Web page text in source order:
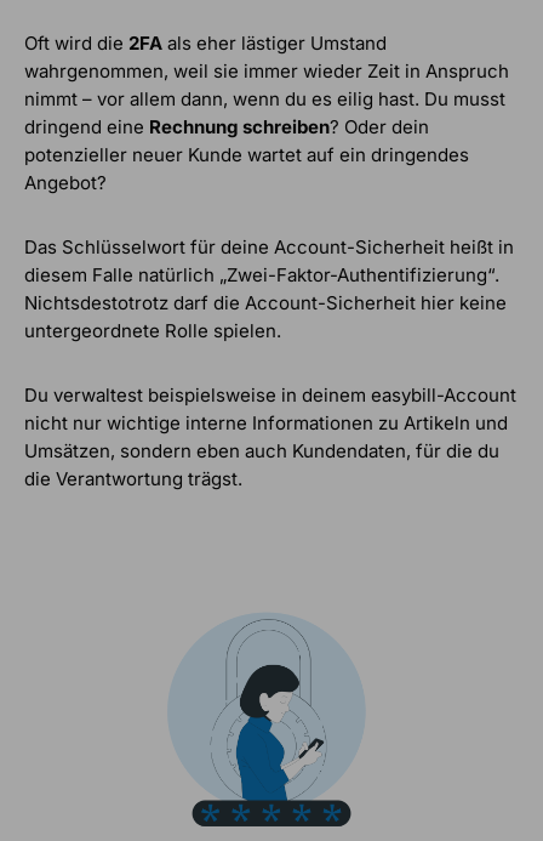
Oft wird die 2FA als eher lästiger Umstand
wahrgenommen, weil sie immer wieder Zeit in Anspruch
nimmt – vor allem dann, wenn du es eilig hast. Du musst
dringend eine Rechnung schreiben? Oder dein
potenzieller neuer Kunde wartet auf ein dringendes
Angebot?
Das Schlüsselwort für deine Account-Sicherheit heißt in
diesem Falle natürlich „Zwei-Faktor-Authentifizierung“.
Nichtsdestotrotz darf die Account-Sicherheit hier keine
untergeordnete Rolle spielen.
Du verwaltest beispielsweise in deinem easybill-Account
nicht nur wichtige interne Informationen zu Artikeln und
Umsätzen, sondern eben auch Kundendaten, für die du
die Verantwortung trägst.